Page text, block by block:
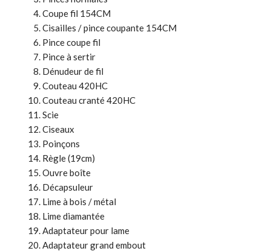
Coupe fil 154CM
Cisailles / pince coupante 154CM
Pince coupe fil
Pince à sertir
Dénudeur de fil
Couteau 420HC
Couteau cranté 420HC
Scie
Ciseaux
Poinçons
Règle (19cm)
Ouvre boîte
Décapsuleur
Lime à bois / métal
Lime diamantée
Adaptateur pour lame
Adaptateur grand embout